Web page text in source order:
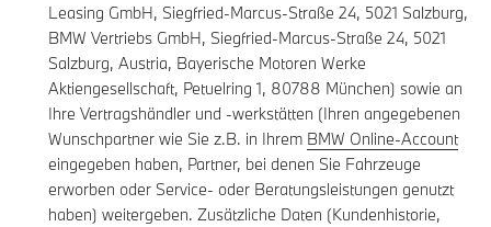
Leasing GmbH, Siegfried-Marcus-Straße 24, 5021 Salzburg,
BMW Vertriebs GmbH, Siegfried-Marcus-Straße 24, 5021
Salzburg, Austria, Bayerische Motoren Werke
Aktiengesellschaft, Petuelring 1, 80788 München) sowie an
Ihre Vertragshändler und -werkstätten (Ihren angegebenen
Wunschpartner wie Sie z.B. in Ihrem BMW Online-Account
eingegeben haben, Partner, bei denen Sie Fahrzeuge
erworben oder Service- oder Beratungsleistungen genutzt
haben) weitergeben. Zusätzliche Daten (Kundenhistorie,